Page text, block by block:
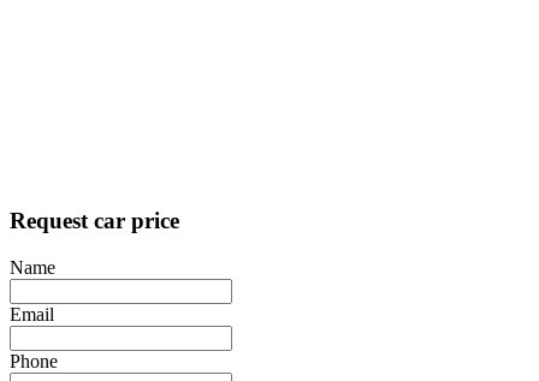
Request car price
Name
Email
Phone